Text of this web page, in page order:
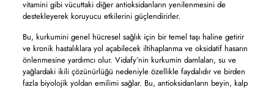
vitamini gibi vücuttaki diğer antioksidanların yenilenmesini de
destekleyerek koruyucu etkilerini güçlendirirler.
Bu, kurkumini genel hücresel sağlık için bir temel taşı haline getirir
ve kronik hastalıklara yol açabilecek iltihaplanma ve oksidatif hasarın
önlenmesine yardımcı olur. Vidafy’nin kurkumin damlaları, su ve
yağlardaki ikili çözünürlüğü nedeniyle özellikle faydalıdır ve birden
fazla biyolojik yoldan emilimi sağlar. Bu, antioksidanların beyin, kalp